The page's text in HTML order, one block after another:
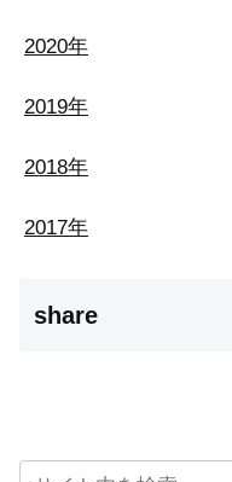
2020年
2019年
2018年
2017年
share